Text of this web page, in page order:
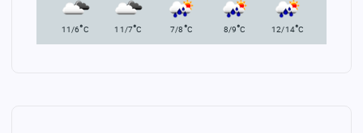
11/6°C 11/7°C 7/8°C 8/9°C 12/14°C